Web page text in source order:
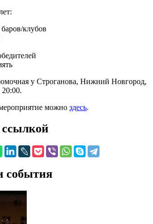
клубов
у Строганова, Нижний Новгород,
можно здесь.
события